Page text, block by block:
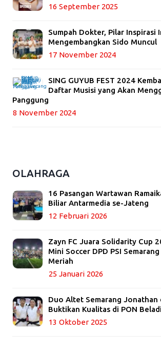
16 September 2025
Sumpah Dokter, Pilar Inspirasi
Mengembangkan Sido Muncul
17 November 2024
SING GUYUB FEST 2024
Daftar Musisi yang Akan
Panggung
8 November 2024
OLAHRAGA
16 Pasangan Wartawan
Biliar Antarmedia se-Jateng
12 Februari 2026
Zayn FC Juara Solidarity Cup
Mini Soccer DPD PSI
Meriah
25 Januari 2026
Duo Altet Semarang Jonathan
Buktikan Kualitas di PON
13 Oktober 2025